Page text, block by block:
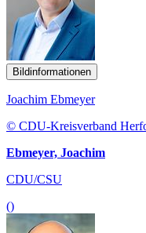
Bildinformationen
Joachim Ebmeyer
© CDU-Kreisverband
Ebmeyer, Joachim
CDU/CSU
()